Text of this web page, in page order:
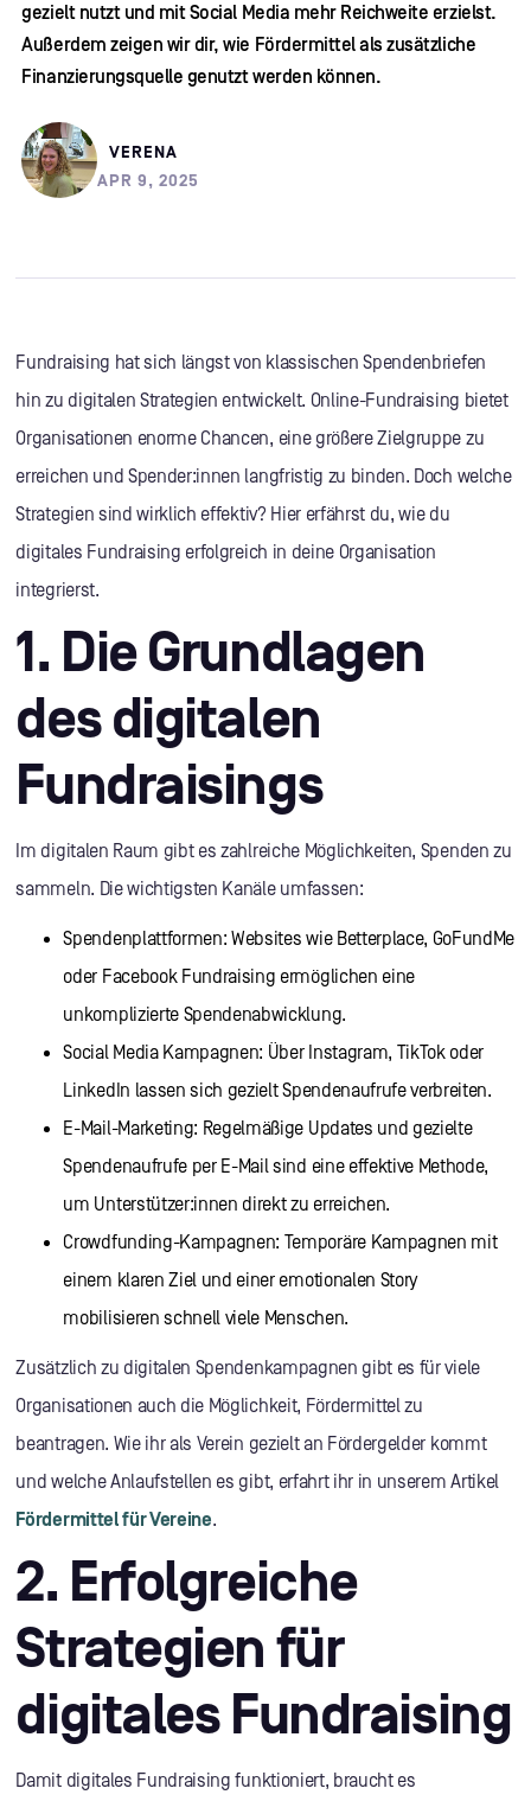
gezielt nutzt und mit Social Media mehr Reichweite erzielst.
Außerdem zeigen wir dir, wie Fördermittel als zusätzliche
Finanzierungsquelle genutzt werden können.
VERENA
APR 9, 2025
Fundraising hat sich längst von klassischen Spendenbriefen
hin zu digitalen Strategien entwickelt. Online-Fundraising bietet
Organisationen enorme Chancen, eine größere Zielgruppe zu
erreichen und Spender:innen langfristig zu binden. Doch welche
Strategien sind wirklich effektiv? Hier erfährst du, wie du
digitales Fundraising erfolgreich in deine Organisation
integrierst.
1. Die Grundlagen
des digitalen
Fundraisings
Im digitalen Raum gibt es zahlreiche Möglichkeiten, Spenden zu
sammeln. Die wichtigsten Kanäle umfassen:
Spendenplattformen: Websites wie Betterplace, GoFundMe
oder Facebook Fundraising ermöglichen eine
unkomplizierte Spendenabwicklung.
Social Media Kampagnen: Über Instagram, TikTok oder
LinkedIn lassen sich gezielt Spendenaufrufe verbreiten.
E-Mail-Marketing: Regelmäßige Updates und gezielte
Spendenaufrufe per E-Mail sind eine effektive Methode,
um Unterstützer:innen direkt zu erreichen.
Crowdfunding-Kampagnen: Temporäre Kampagnen mit
einem klaren Ziel und einer emotionalen Story
mobilisieren schnell viele Menschen.
Zusätzlich zu digitalen Spendenkampagnen gibt es für viele
Organisationen auch die Möglichkeit, Fördermittel zu
beantragen. Wie ihr als Verein gezielt an Fördergelder kommt
und welche Anlaufstellen es gibt, erfahrt ihr in unserem Artikel
Fördermittel für Vereine.
2. Erfolgreiche
Strategien für
digitales Fundraising
Damit digitales Fundraising funktioniert, braucht es